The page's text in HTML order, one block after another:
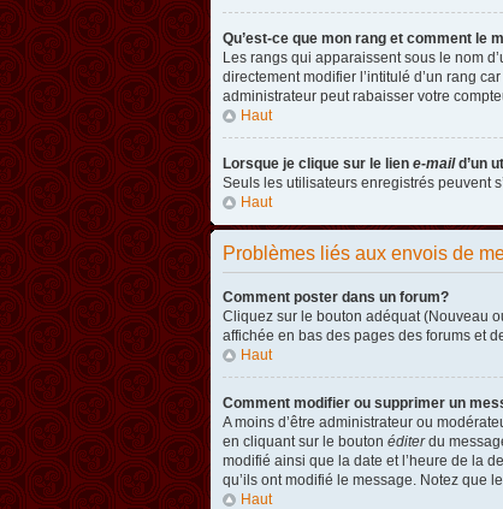
Qu’est-ce que mon rang et comment le
Les rangs qui apparaissent sous le nom
directement modifier l’intitulé d’un rang
administrateur peut rabaisser votre
Haut
Lorsque je clique sur le lien e-maild’un
Seuls les utilisateurs enregistrés peuvent
Haut
Problèmes liés aux envois de
Comment poster dans un forum?
Cliquez sur le bouton adéquat (Nouveau
affichée en bas des pages des forums et
Haut
Comment modifier ou supprimer un
A moins d’être administrateur ou
en cliquant sur le bouton éditerdu
modifié ainsi que la date et l’heure de la
qu’ils ont modifié le message. Notez que
Haut